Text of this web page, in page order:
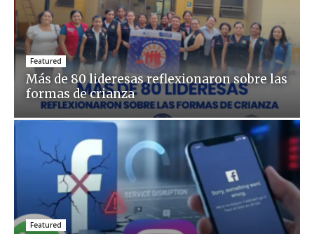
Featured
Más de 80 lideresas reflexionaron sobre las
formas de crianza
Featured